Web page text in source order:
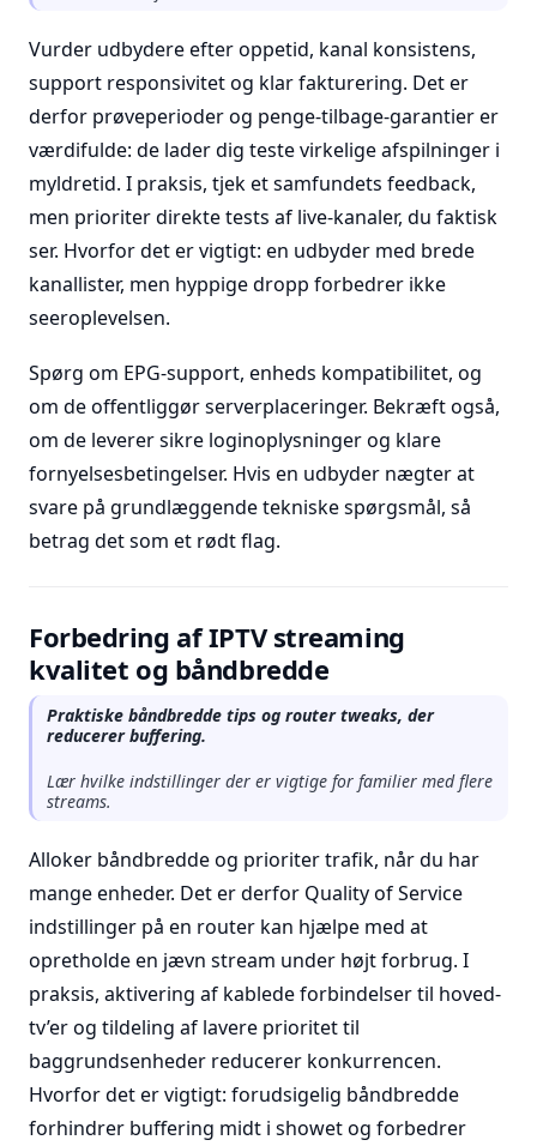
Vurder udbydere efter oppetid, kanal konsistens,
support responsivitet og klar fakturering. Det er
derfor prøveperioder og penge-tilbage-garantier er
værdifulde: de lader dig teste virkelige afspilninger i
myldretid. I praksis, tjek et samfundets feedback,
men prioriter direkte tests af live-kanaler, du faktisk
ser. Hvorfor det er vigtigt: en udbyder med brede
kanallister, men hyppige dropp forbedrer ikke
seeroplevelsen.
Spørg om EPG-support, enheds kompatibilitet, og
om de offentliggør serverplaceringer. Bekræft også,
om de leverer sikre loginoplysninger og klare
fornyelsesbetingelser. Hvis en udbyder nægter at
svare på grundlæggende tekniske spørgsmål, så
betrag det som et rødt flag.
Forbedring af IPTV streaming
kvalitet og båndbredde
Praktiske båndbredde tips og router tweaks, der
reducerer buffering.
Lær hvilke indstillinger der er vigtige for familier med flere
streams.
Alloker båndbredde og prioriter trafik, når du har
mange enheder. Det er derfor Quality of Service
indstillinger på en router kan hjælpe med at
opretholde en jævn stream under højt forbrug. I
praksis, aktivering af kablede forbindelser til hoved-
tv’er og tildeling af lavere prioritet til
baggrundsenheder reducerer konkurrencen.
Hvorfor det er vigtigt: forudsigelig båndbredde
forhindrer buffering midt i showet og forbedrer